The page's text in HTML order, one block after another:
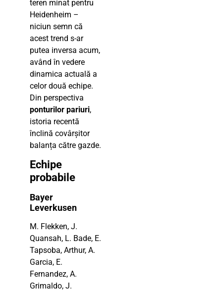
teren minat pentru
Heidenheim –
niciun semn că
acest trend s-ar
putea inversa acum,
având în vedere
dinamica actuală a
celor două echipe.
Din perspectiva
ponturilor pariuri,
istoria recentă
înclină covârșitor
balanța către gazde.
Echipe
probabile
Bayer
Leverkusen
M. Flekken, J.
Quansah, L. Bade, E.
Tapsoba, Arthur, A.
Garcia, E.
Fernandez, A.
Grimaldo, J.